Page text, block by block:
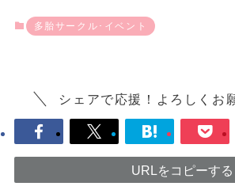
多胎サークル･イベント
シェアで応援！よろしくお
URLをコピーする